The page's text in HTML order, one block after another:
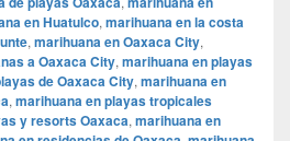
en Huatulco, marihuana en la costa
, marihuana en Oaxaca City,
a Oaxaca City, marihuana en playas
de Oaxaca City, marihuana en
, marihuana en playas tropicales
y resorts Oaxaca, marihuana en